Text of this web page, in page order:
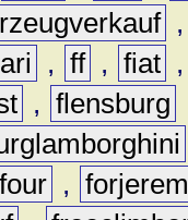
, ff , fiat
, flensburg
,